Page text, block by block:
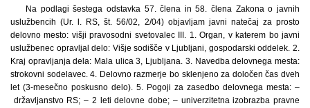
Na podlagi šestega odstavka 57. člena in 58. člena Zakona o javnih
uslužbencih (Ur. l. RS, št. 56/02, 2/04) objavljam javni natečaj za prosto
delovno mesto: višji pravosodni svetovalec III. 1. Organ, v katerem bo javni
uslužbenec opravljal delo: Višje sodišče v Ljubljani, gospodarski oddelek. 2.
Kraj opravljanja dela: Mala ulica 3, Ljubljana. 3. Navedba delovnega mesta:
strokovni sodelavec. 4. Delovno razmerje bo sklenjeno za določen čas dveh
let (3-mesečno poskusno delo). 5. Pogoji za zasedbo delovnega mesta: –
državljanstvo RS; – 2 leti delovne dobe; – univerzitetna izobrazba pravne